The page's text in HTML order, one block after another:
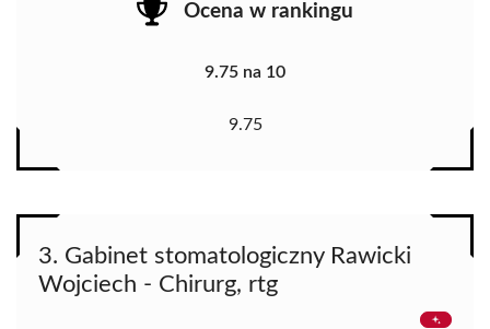
Ocena w rankingu
9.75 na 10
9.75
3. Gabinet stomatologiczny Rawicki
Wojciech - Chirurg, rtg